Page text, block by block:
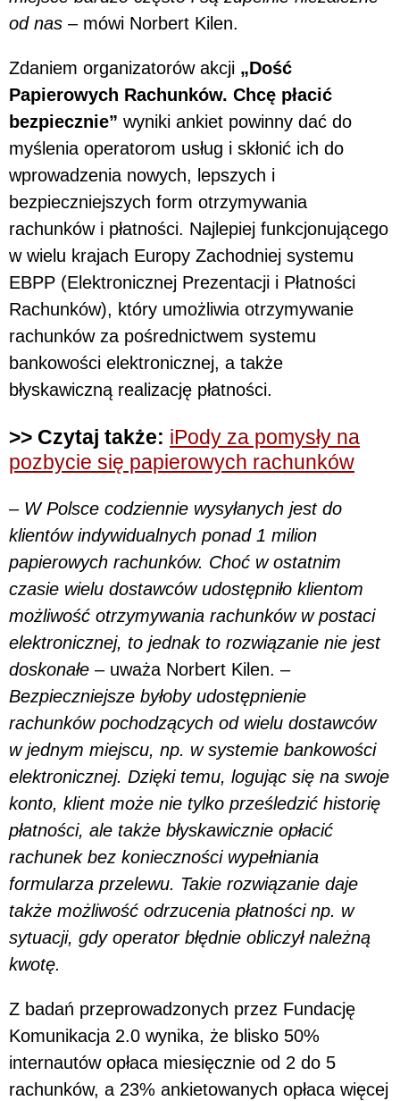
od nas – mówi Norbert Kilen.
Zdaniem organizatorów akcji „Dość
Papierowych Rachunków. Chcę płacić
bezpiecznie” wyniki ankiet powinny dać do
myślenia operatorom usług i skłonić ich do
wprowadzenia nowych, lepszych i
bezpieczniejszych form otrzymywania
rachunków i płatności. Najlepiej funkcjonującego
w wielu krajach Europy Zachodniej systemu
EBPP (Elektronicznej Prezentacji i Płatności
Rachunków), który umożliwia otrzymywanie
rachunków za pośrednictwem systemu
bankowości elektronicznej, a także
błyskawiczną realizację płatności.
>> Czytaj także: iPody za pomysły na
pozbycie się papierowych rachunków
– W Polsce codziennie wysyłanych jest do
klientów indywidualnych ponad 1 milion
papierowych rachunków. Choć w ostatnim
czasie wielu dostawców udostępniło klientom
możliwość otrzymywania rachunków w postaci
elektronicznej, to jednak to rozwiązanie nie jest
doskonałe – uważa Norbert Kilen. –
Bezpieczniejsze byłoby udostępnienie
rachunków pochodzących od wielu dostawców
w jednym miejscu, np. w systemie bankowości
elektronicznej. Dzięki temu, logując się na swoje
konto, klient może nie tylko prześledzić historię
płatności, ale także błyskawicznie opłacić
rachunek bez konieczności wypełniania
formularza przelewu. Takie rozwiązanie daje
także możliwość odrzucenia płatności np. w
sytuacji, gdy operator błędnie obliczył należną
kwotę.
Z badań przeprowadzonych przez Fundację
Komunikacja 2.0 wynika, że blisko 50%
internautów opłaca miesięcznie od 2 do 5
rachunków, a 23% ankietowanych opłaca więcej